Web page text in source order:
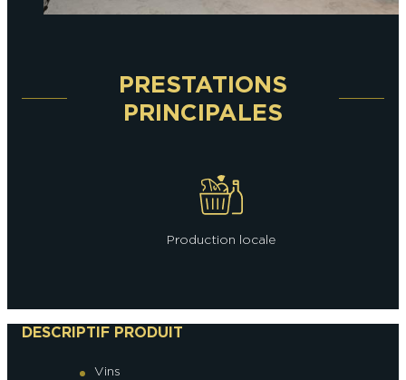
PRESTATIONS
PRINCIPALES
Production locale
DESCRIPTIF PRODUIT
Vins